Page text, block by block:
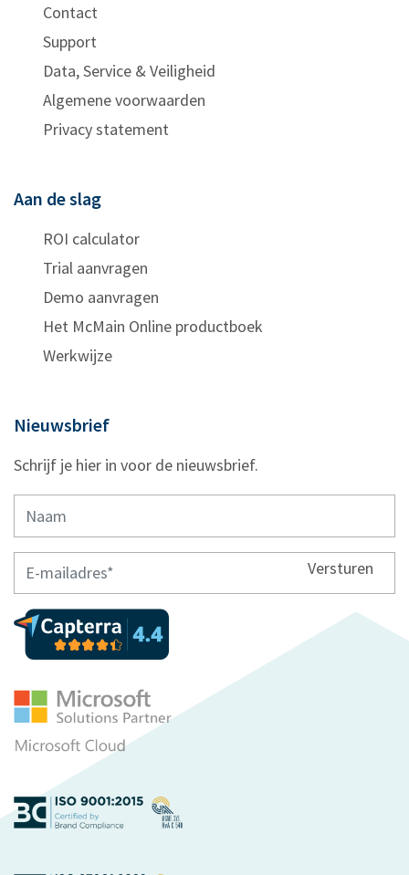
Contact
Support
Data, Service & Veiligheid
Algemene voorwaarden
Privacy statement
Aan de slag
ROI calculator
Trial aanvragen
Demo aanvragen
Het McMain Online productboek
Werkwijze
Nieuwsbrief
Schrijf je hier in voor de nieuwsbrief.
Versturen